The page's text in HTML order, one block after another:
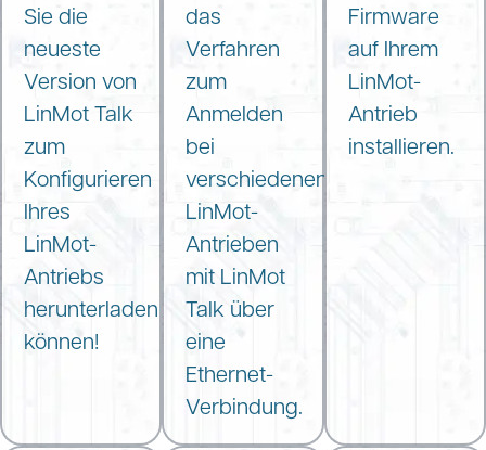
Sie die
neueste
Version von
LinMot Talk
zum
Konfigurieren
Ihres
LinMot-
Antriebs
herunterladen
können!
das
Verfahren
zum
Anmelden
bei
verschiedenen
LinMot-
Antrieben
mit LinMot
Talk über
eine
Ethernet-
Verbindung.
Firmware
auf Ihrem
LinMot-
Antrieb
installieren.